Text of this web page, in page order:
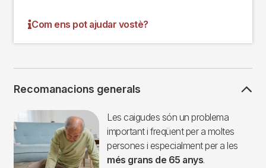
Com ens pot ajudar vostè?
Recomanacions generals
Imagen
Les caigudes són un problema
important i freqüent per a moltes
persones i especialment per a les
més grans de 65 anys.